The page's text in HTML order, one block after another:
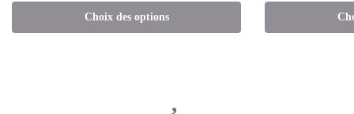
Choix des options